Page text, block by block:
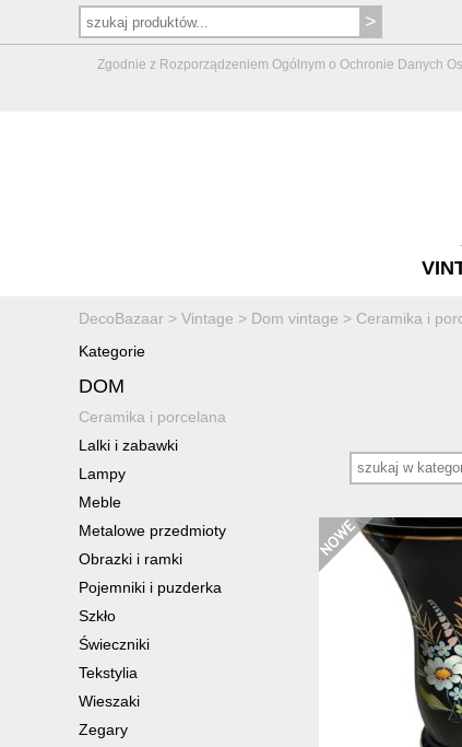
Zgodnie z Rozporządzeniem Ogólnym o Ochronie Danych
DecoBazaar > Vintage > Dom vintage > Ceramika i
Kategorie
DOM
Ceramika i porcelana
Lalki i zabawki
Lampy
Meble
Metalowe przedmioty
Obrazki i ramki
Pojemniki i puzderka
Szkło
Świeczniki
Tekstylia
Wieszaki
Zegary